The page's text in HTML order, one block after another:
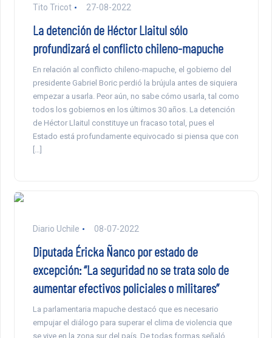
Tito Tricot 27-08-2022
La detención de Héctor Llaitul sólo
profundizará el conflicto chileno-mapuche
En relación al conflicto chileno-mapuche, el gobierno del
presidente Gabriel Boric perdió la brújula antes de siquiera
empezar a usarla. Peor aún, no sabe cómo usarla, tal como
todos los gobiernos en los últimos 30 años. La detención
de Héctor Llaitul constituye un fracaso total, pues el
Estado está profundamente equivocado si piensa que con
Diario Uchile 08-07-2022
Diputada Éricka Ñanco por estado de
excepción: “La seguridad no se trata solo de
aumentar efectivos policiales o militares”
La parlamentaria mapuche destacó que es necesario
empujar el diálogo para superar el clima de violencia que
se vive en la zona sur del país. De todas formas señaló